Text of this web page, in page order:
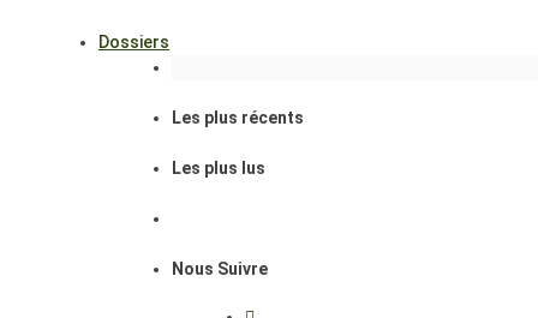
Dossiers
Les plus récents
Les plus lus
Nous Suivre